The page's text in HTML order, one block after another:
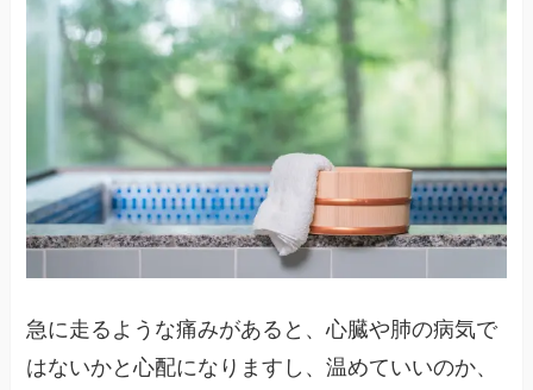
急に走るような痛みがあると、心臓や肺の病気で
はないかと心配になりますし、温めていいのか、